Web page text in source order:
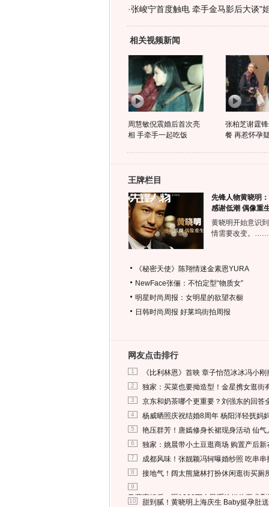
·张峻宁首度触电 牵手金马影后大谈"
相关视频新闻
周慧敏倪震婚后首次亮
相 手牵手一起吃饭
张柏芝谢霆
餐 再惹怀孕
王牌栏目
先锋人物黄晓明：
感谢低潮 偶像重
黄晓明开始意识
情需要改变。……
《秘密天使》陈翔情迷金素恩YURA
NewFace张俪：不怕定型“物质女”
明星时尚周报：女明星的欲望衣橱
日韩时尚周报 好莱坞街拍周报
网友点击排行
1 《比利林恩》首映 章子怡范冰冰冯小
2 独家：买菜也要拗造型！金星携女逛街
3 京东和奶茶哪个更重要？刘强东的回答
4 杨威晒照庆祝结婚8周年 杨阳洋轻抚妈
5 艳压群芳！唐嫣修身长裙现身活动 仙气
6 独家：姚晨带小土豆逛商场 购置产后新
7 成都风味！张靓颖冯轲曝婚纱照 吃串串
8 接地气！阔太熊黛林打扮休闲逛街买厕
9
马蓉离婚后，砸1000万人民币给媒体要求删
10 甜到腻！黄晓明上海庆生 Baby挺孕肚